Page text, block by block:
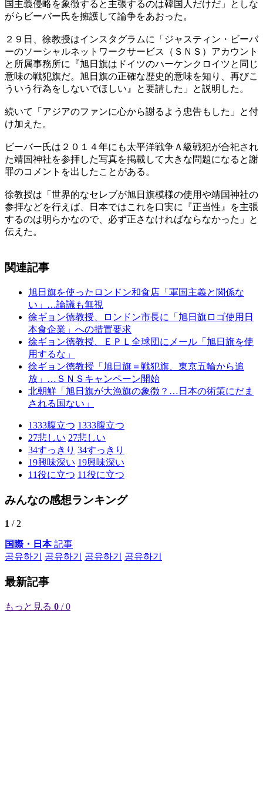
国主義侵略を象徴すると主張するのは韓国人だけだ」としな
がらビーバー氏を擁護して論争をあおった。
２９日、徐教授はインスタグラムに「ジャスティン・ビーバ
ーのソーシャルネットワークサービス（ＳＮＳ）アカウント
と所属事務所に『旭日旗はドイツのハーケンクロイツと同じ
意味の戦犯旗だ。旭日旗の正確な歴史的意味を知り、再びこ
ういう行為をしないでほしい』と要請した」と説明した。
続いて「アジアのファンに心から謝るよう忠告もした」と付
け加えた。
ビーバー氏は２０１４年にも太平洋戦争Ａ級戦犯が合祀され
た靖国神社を参拝した写真を掲載して大きな問題になると謝
罪のコメントを出したことがある。
徐教授は「世界的なセレブが旭日旗模様の使用や靖国神社の
参拝などを行えば、日本ではこれを口実に『正当性』を主張
するのは明らかなので、必ず正さなければならなかった」と
伝えた。
関連記事
旭日旗を使ったロンドン和食店「軍国主義と関係な
い」…論議も無視
徐ギョン徳教授、ロンドン市長に「旭日旗ロゴ使用日
本食企業」への措置要求
徐ギョン徳教授、ＥＰＬ全球団にメール「旭日旗を使
用するな」
徐ギョン徳教授「旭日旗＝戦犯旗、東京五輪から追
放」…ＳＮＳキャンペーン開始
北朝鮮「旭日旗が大漁旗の象徴？…日本の術策にだま
される国ない」
1333腹立つ 1333腹立つ
27悲しい 27悲しい
34すっきり 34すっきり
19興味深い 19興味深い
11役に立つ 11役に立つ
みんなの感想ランキング
1 / 2
国際・日本記事
공유하기
공유하기 공유하기 공유하기
最新記事
もっと見る 0 / 0